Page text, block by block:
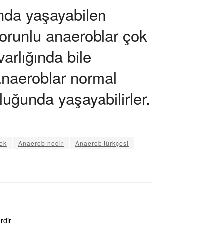
yaşayabilen
anaeroblar çok
bile
normal
yaşayabilirler.
Anaerob nedir
Anaerob türkçesi